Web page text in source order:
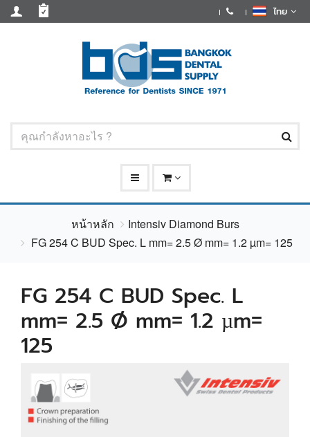
ไทย
หน้าหลัก
Intensiv Diamond Burs
FG 254 C BUD Spec. L mm= 2.5 Ø mm= 1.2 µm= 125
FG 254 C BUD Spec. L
mm= 2.5 Ø mm= 1.2 µm=
125